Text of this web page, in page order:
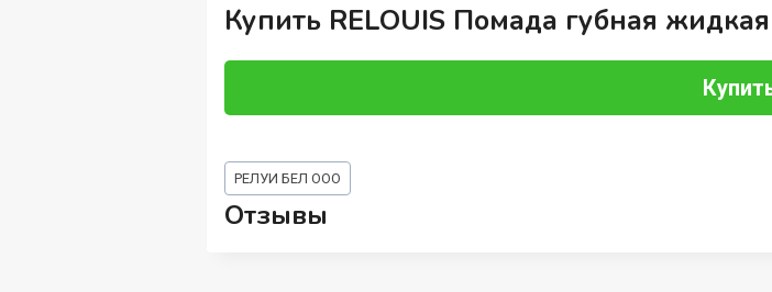
Купить RELOUIS Помада губная
Метки
записи:
РЕЛУИ БЕЛ ООО
Отзывы